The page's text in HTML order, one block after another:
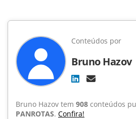
Conteúdos por
Bruno Hazov
Bruno Hazov tem 908 conteúdos
PANROTAS. Confira!